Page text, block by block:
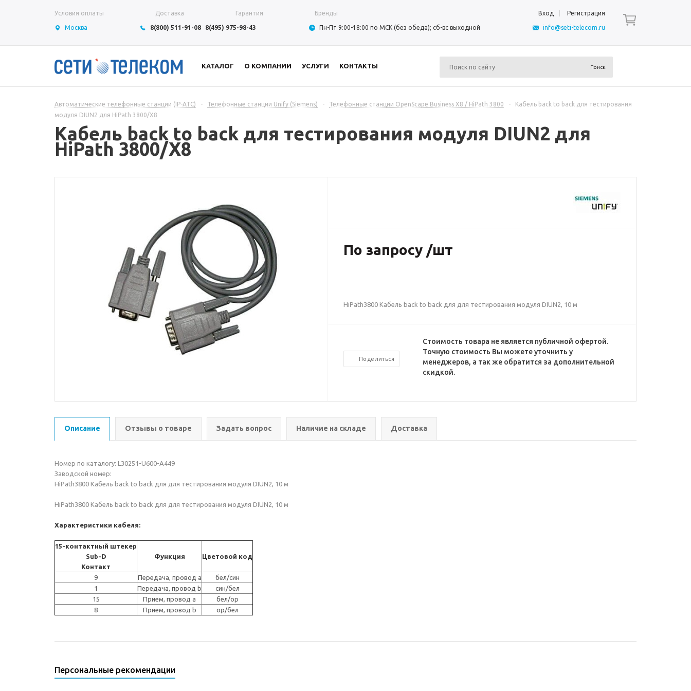
Условия оплаты Доставка Гарантия Бренды Вход Регистрация
Москва 8(800) 511-91-08 8(495) 975-98-43 Пн-Пт 9:00-18:00 по МСК (без обеда); сб-вс выходной info@seti-telecom.ru
КАТАЛОГ О КОМПАНИИ УСЛУГИ КОНТАКТЫ
Автоматические телефонные станции (IP-АТС) - Телефонные станции Unify (Siemens) - Телефонные станции OpenScape Business X8 / HiPath 3800 -
Кабель back to back для тестирования
модуля DIUN2 для HiPath 3800/X8
Кабель back to back для тестирования модуля DIUN2 для
HiPath 3800/X8
По запросу /шт
HiPath3800 Кабель back to back для для тестирования модуля DIUN2, 10 м
Поделиться
Стоимость товара не является публичной офертой.
Точную стоимость Вы можете уточнить у
менеджеров, а так же обратится за дополнительной
скидкой.
Описание Отзывы о товаре Задать вопрос Наличие на складе Доставка
Номер по каталогу: L30251-U600-A449
Заводской номер:
HiPath3800 Кабель back to back для для тестирования модуля DIUN2, 10 м
HiPath3800 Кабель back to back для для тестирования модуля DIUN2, 10 м
Характеристики кабеля:
15-контактный штекер
Sub-D
Контакт
Функция Цветовой код
9 Передача, провод a
бел/син
1
Передача, провод b
син/бел
15
Прием, провод a
бел/ор
8
Прием, провод b ор/бел
Персональные рекомендации